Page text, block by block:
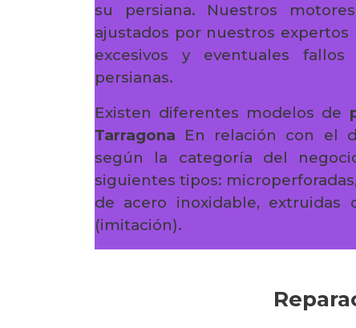
su persiana. Nuestros
ajustados por nuestros expertos
excesivos y eventuales
persianas.
Existen diferentes modelos de
Tarragona En relación con el
según la categoría del
siguientes tipos:
de acero inoxidable, extruidas
(imitación).